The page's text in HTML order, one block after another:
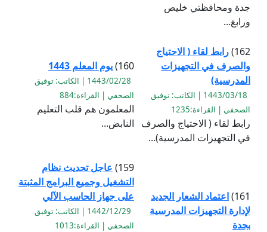
جدة ومحافظتي خليص
ورابغ...
162) رابط لقاء ( الاحتياج
والصرف في التجهيزات
المدرسية)
1443/03/18 | الكاتب: توفيق
الصحفي | القراءة:1235
رابط لقاء ( الاحتياج والصرف
في التجهيزات المدرسية)...
160) يوم المعلم 1443
1443/02/28 | الكاتب: توفيق
الصحفي | القراءة:884
المعلمون هم قلب التعليم
النابض...
161) اعتماد الشعار الجديد
لإدارة التجهيزات المدرسية
بجدة
159) عاجل تحديث نظام
التشغيل وجميع البرامج المثبتة
على جهاز الحاسب الآلي
1442/12/29 | الكاتب: توفيق
الصحفي | القراءة:1013